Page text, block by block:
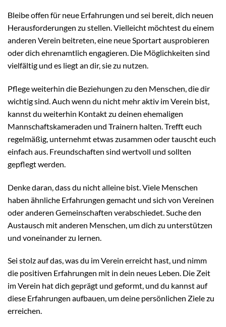
Bleibe offen für neue Erfahrungen und sei bereit, dich neuen
Herausforderungen zu stellen. Vielleicht möchtest du einem
anderen Verein beitreten, eine neue Sportart ausprobieren
oder dich ehrenamtlich engagieren. Die Möglichkeiten sind
vielfältig und es liegt an dir, sie zu nutzen.
Pflege weiterhin die Beziehungen zu den Menschen, die dir
wichtig sind. Auch wenn du nicht mehr aktiv im Verein bist,
kannst du weiterhin Kontakt zu deinen ehemaligen
Mannschaftskameraden und Trainern halten. Trefft euch
regelmäßig, unternehmt etwas zusammen oder tauscht euch
einfach aus. Freundschaften sind wertvoll und sollten
gepflegt werden.
Denke daran, dass du nicht alleine bist. Viele Menschen
haben ähnliche Erfahrungen gemacht und sich von Vereinen
oder anderen Gemeinschaften verabschiedet. Suche den
Austausch mit anderen Menschen, um dich zu unterstützen
und voneinander zu lernen.
Sei stolz auf das, was du im Verein erreicht hast, und nimm
die positiven Erfahrungen mit in dein neues Leben. Die Zeit
im Verein hat dich geprägt und geformt, und du kannst auf
diese Erfahrungen aufbauen, um deine persönlichen Ziele zu
erreichen.